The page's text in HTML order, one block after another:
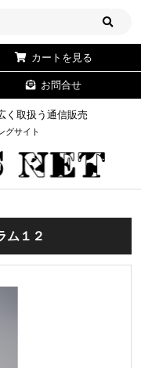
く取扱う通信販売
グサイト
カートを見る
お問合せ
ム１２